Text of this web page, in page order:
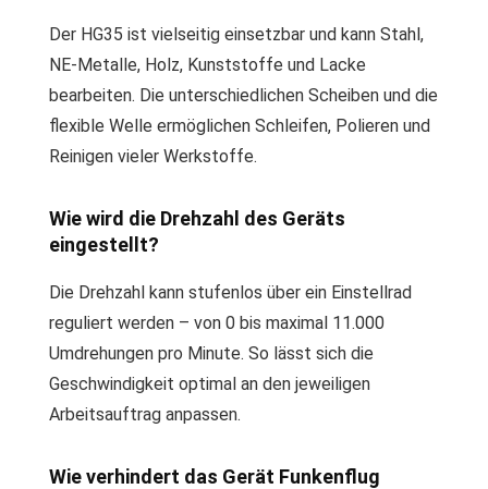
Der HG35 ist vielseitig einsetzbar und kann Stahl,
NE-Metalle, Holz, Kunststoffe und Lacke
bearbeiten. Die unterschiedlichen Scheiben und die
flexible Welle ermöglichen Schleifen, Polieren und
Reinigen vieler Werkstoffe.
Wie wird die Drehzahl des Geräts
eingestellt?
Die Drehzahl kann stufenlos über ein Einstellrad
reguliert werden – von 0 bis maximal 11.000
Umdrehungen pro Minute. So lässt sich die
Geschwindigkeit optimal an den jeweiligen
Arbeitsauftrag anpassen.
Wie verhindert das Gerät Funkenflug